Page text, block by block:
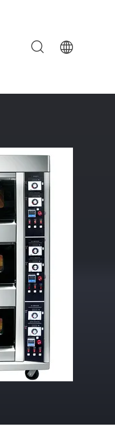
Φούρνος Ψωμιού